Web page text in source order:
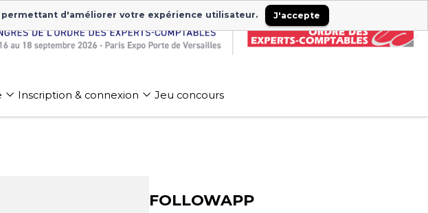
Inscription & connexion Jeu concours
FOLLOWAPP
d'améliorer votre expérience utilisateur. J'accepte